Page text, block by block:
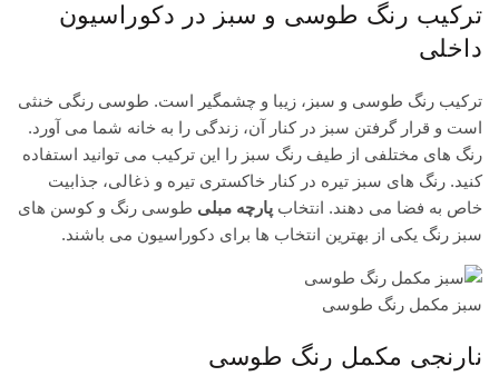
ترکیب رنگ طوسی و سبز در دکوراسیون
داخلی
ترکیب رنگ طوسی و سبز، زیبا و چشمگیر است. طوسی رنگی خنثی
است و قرار گرفتن سبز در کنار آن، زندگی را به خانه شما می آورد.
رنگ های مختلفی از طیف رنگ سبز را این ترکیب می توانید استفاده
کنید. رنگ های سبز تیره در کنار خاکستری تیره و ذغالی، جذابیت
خاص به فضا می دهند. انتخاب پارچه مبلی طوسی رنگ و کوسن های
سبز رنگ یکی از بهترین انتخاب ها برای دکوراسیون می باشند.
سبز مکمل رنگ طوسی
نارنجی مکمل رنگ طوسی